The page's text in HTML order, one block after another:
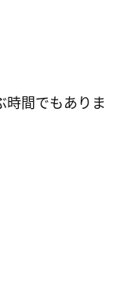
時間でもありま